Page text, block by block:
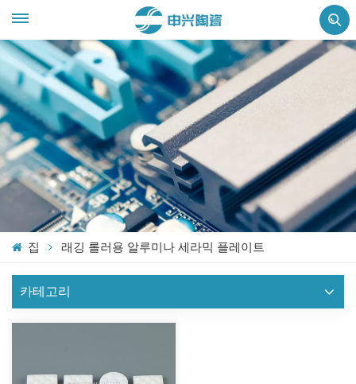
집 래깅 롤러용 알루미나 세라믹 플레이트
카테고리